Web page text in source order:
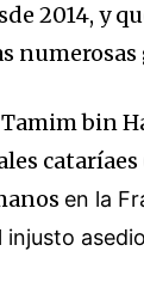
2014, y
numerosas
bin
cataríaes
en la